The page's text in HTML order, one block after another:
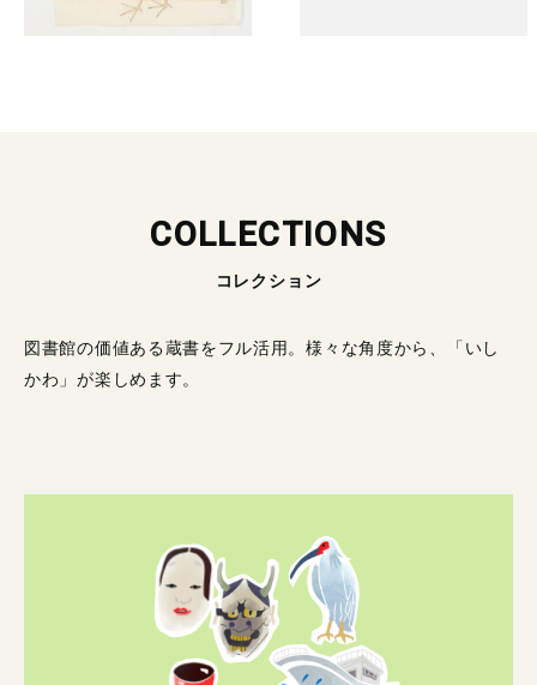
COLLECTIONS
コレクション
図書館の価値ある蔵書をフル活用。様々な角度から、「いし
かわ」が楽しめます。